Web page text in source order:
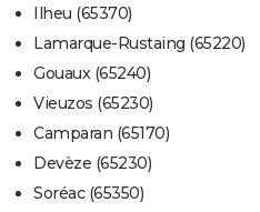
Ilheu (65370)
Lamarque-Rustaing (65220)
Gouaux (65240)
Vieuzos (65230)
Camparan (65170)
Devèze (65230)
Soréac (65350)